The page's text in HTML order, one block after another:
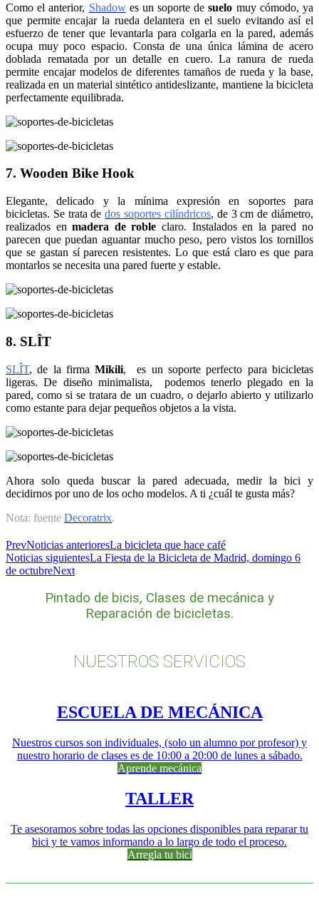
Como el anterior, Shadowes un soporte desuelo muy cómodo, ya
que permite encajar la rueda delantera en el suelo evitando así el
esfuerzo de tener que levantarla para colgarla en la pared, además
ocupa muy poco espacio. Consta de una única lámina de acero
doblada rematada por un detalle en cuero. La ranura de rueda
permite encajar modelos de diferentes tamaños de rueda y la base,
realizada en un material sintético antideslizante, mantiene la bicicleta
perfectamente equilibrada.
7. Wooden Bike Hook
Elegante, delicado y la mínima expresión en soportes para
bicicletas. Se trata dedos soportes cilíndricos, de 3 cm de diámetro,
realizados enmadera de roble claro. Instalados en la pared no
parecen que puedan aguantar mucho peso, pero vistos los tornillos
que se gastan sí parecen resistentes. Lo que está claro es que para
montarlos se necesita una pared fuerte y estable.
8. SLÎT
SLÎT, de la firmaMikili, es un soporte perfecto para bicicletas
ligeras. De diseño minimalista, podemos tenerlo plegado en la
pared, como si se tratara de un cuadro, o dejarlo abierto y utilizarlo
como estante para dejar pequeños objetos a la vista.
Ahora solo queda buscar la pared adecuada, medir la bici y
decidirnos por uno de los ocho modelos. A ti ¿cuál te gusta más?
Nota: fuente Decoratrix.
PrevNoticias anterioresLa bicicleta que hace café
Noticias siguientesLa Fiesta de la Bicicleta de Madrid, domingo 6
de octubreNext
Pintado de bicis, Clases de mecánica y
Reparación de bicicletas.
NUESTROS SERVICIOS
ESCUELA DE MECÁNICA
Nuestros cursos son individuales, (solo un alumno por profesor) y
nuestro horario de clases es de 10:00 a 20:00 de lunes a sábado.
Aprende mecánica
TALLER
Te asesoramos sobre todas las opciones disponibles para reparar tu
bici y te vamos informando a lo largo de todo el proceso.
Arregla tu bici